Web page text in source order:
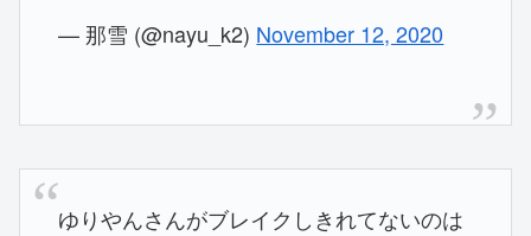
— 那雪 (@nayu_k2) November 12, 2020
ゆりやんさんがブレイクしきれてないのは